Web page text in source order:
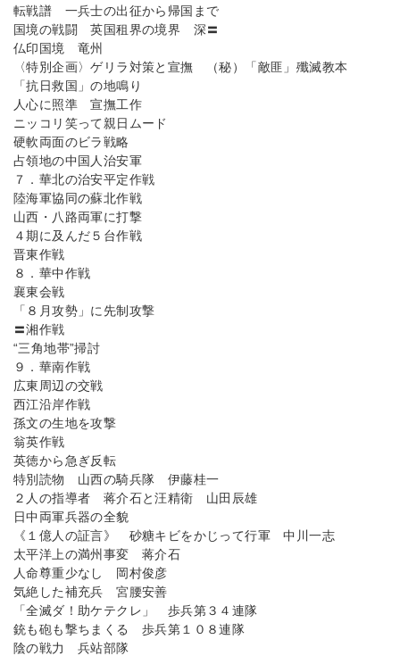
転戦譜 一兵士の出征から帰国まで
国境の戦闘 英国租界の境界 深〓
仏印国境 竜州
〈特別企画〉ゲリラ対策と宣撫 （秘）「敵匪」殲滅教本
「抗日救国」の地鳴り
人心に照準 宣撫工作
ニッコリ笑って親日ムード
硬軟両面のビラ戦略
占領地の中国人治安軍
７．華北の治安平定作戦
陸海軍協同の蘇北作戦
山西・八路両軍に打撃
４期に及んだ５台作戦
晋東作戦
８．華中作戦
襄東会戦
「８月攻勢」に先制攻撃
〓湘作戦
“三角地帯”掃討
９．華南作戦
広東周辺の交戦
西江沿岸作戦
孫文の生地を攻撃
翁英作戦
英徳から急ぎ反転
特別読物 山西の騎兵隊 伊藤桂一
２人の指導者 蒋介石と汪精衛 山田辰雄
日中両軍兵器の全貌
《１億人の証言》 砂糖キビをかじって行軍 中川一志
太平洋上の満州事変 蒋介石
人命尊重少なし 岡村俊彦
気絶した補充兵 宮腰安善
「全滅ダ！助ケテクレ」 歩兵第３４連隊
銃も砲も撃ちまくる 歩兵第１０８連隊
陰の戦力 兵站部隊